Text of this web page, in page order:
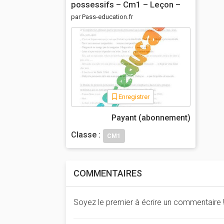
possessifs – Cm1 – Leçon –
Grammaire – Cycle 3
par Pass-education.fr
Enregistrer
Payant (abonnement)
Classe :
CM1
COMMENTAIRES
Soyez le premier à écrire un commentaire !